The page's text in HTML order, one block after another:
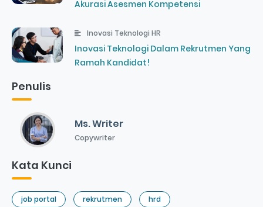
Akurasi Asesmen Kompetensi
Inovasi Teknologi HR
Inovasi Teknologi Dalam Rekrutmen Yang
Ramah Kandidat!
Penulis
Ms. Writer
Copywriter
Kata Kunci
job portal rekrutmen hrd